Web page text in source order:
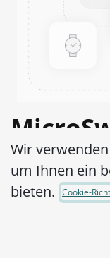
Wir
um Ihnen ein
bieten.
Cookie-